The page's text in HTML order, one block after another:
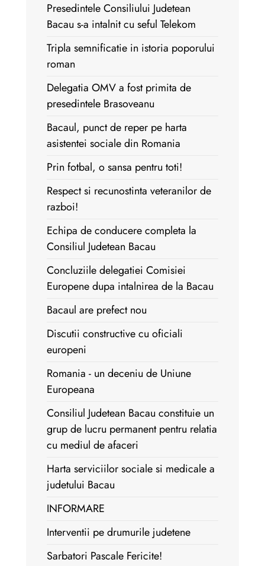
Presedintele Consiliului Judetean
Bacau s-a intalnit cu seful Telekom
Tripla semnificatie in istoria poporului
roman
Delegatia OMV a fost primita de
presedintele Brasoveanu
Bacaul, punct de reper pe harta
asistentei sociale din Romania
Prin fotbal, o sansa pentru toti!
Respect si recunostinta veteranilor de
razboi!
Echipa de conducere completa la
Consiliul Judetean Bacau
Concluziile delegatiei Comisiei
Europene dupa intalnirea de la Bacau
Bacaul are prefect nou
Discutii constructive cu oficiali
europeni
Romania - un deceniu de Uniune
Europeana
Consiliul Judetean Bacau constituie un
grup de lucru permanent pentru relatia
cu mediul de afaceri
Harta serviciilor sociale si medicale a
judetului Bacau
INFORMARE
Interventii pe drumurile judetene
Sarbatori Pascale Fericite!